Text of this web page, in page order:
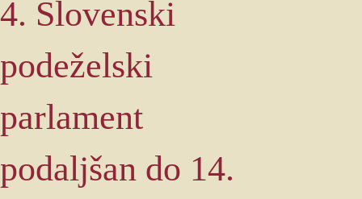
4. Slovenski
podeželski
parlament
podaljšan do 14.